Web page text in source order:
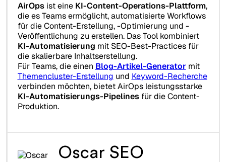
AirOpsist eine KI-Content-Operations-Plattform,
die es Teams ermöglicht, automatisierte Workflows
für die Content-Erstellung, -Optimierung und -
Veröffentlichung zu erstellen. Das Tool kombiniert
KI-Automatisierung mit SEO-Best-Practices für
die skalierbare Inhaltserstellung.
Für Teams, die einen Blog-Artikel-Generator mit
Themencluster-Erstellung und Keyword-Recherche
verbinden möchten, bietet AirOps leistungsstarke
KI-Automatisierungs-Pipelinesfür die Content-
Produktion.
Oscar SEO